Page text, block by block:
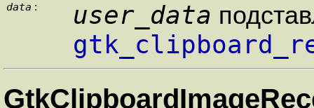
data : user_data